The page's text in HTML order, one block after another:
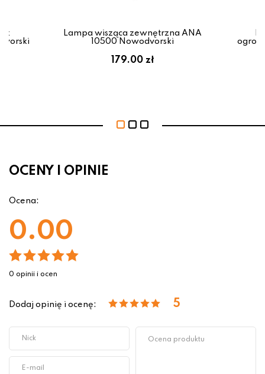
Lampa wisząca zewnętrzna ANA
10500 Nowodvorski
179.00 zł
OCENY I OPINIE
Ocena:
0.00
0 opinii i ocen
Dodaj opinię i ocenę: 5